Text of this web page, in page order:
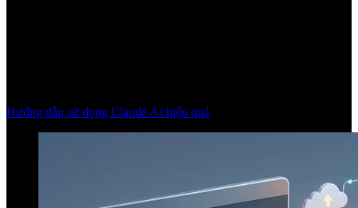
Hướng dẫn sử dụng Claude AI hiệu quả